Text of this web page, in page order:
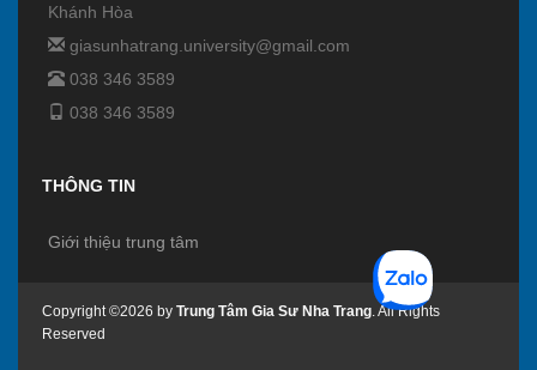
Khánh Hòa
giasunhatrang.university@gmail.com
038 346 3589
038 346 3589
THÔNG TIN
Giới thiệu trung tâm
Copyright ©2026 by Trung Tâm Gia Sư Nha Trang . All Rights
Reserved